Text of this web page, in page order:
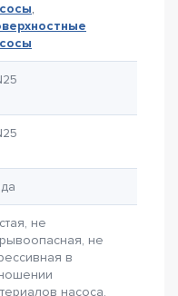
,
не
не
в
насоса,